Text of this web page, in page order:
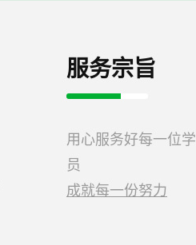
服务宗旨
用心服务好每一位学
员
成就每一份努力